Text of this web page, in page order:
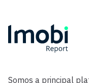
Somos a principal